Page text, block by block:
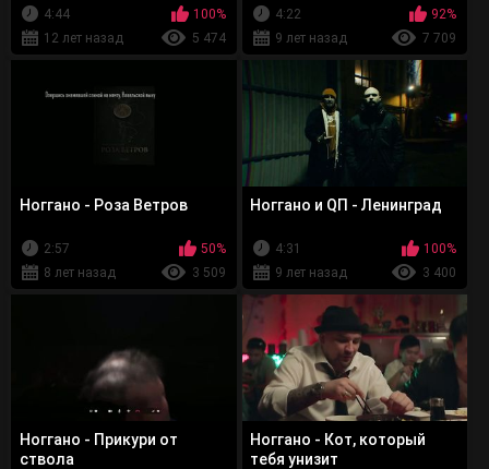
4:44
100%
12 лет назад
5 474
4:22
92%
9 лет назад
7 709
Ноггано - Роза Ветров
2:57
50%
8 лет назад
3 509
Ноггано и QП - Ленинград
4:31
100%
9 лет назад
3 400
Ноггано - Прикури от
ствола
Ноггано - Кот, который
тебя унизит